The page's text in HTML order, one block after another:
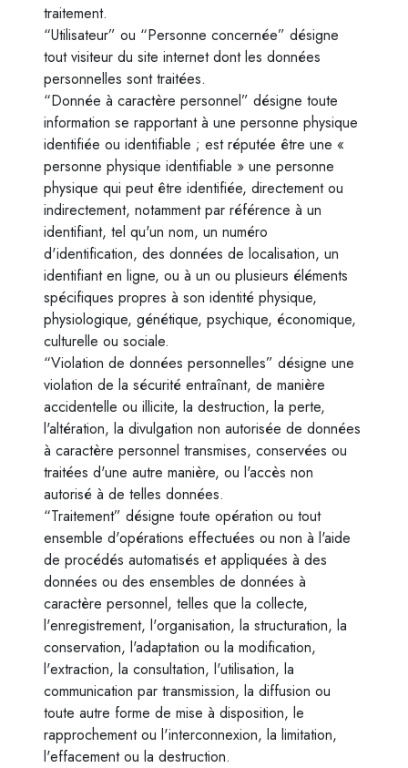
traitement.
“Utilisateur” ou “Personne concernée” désigne
tout visiteur du site internet dont les données
personnelles sont traitées.
“Donnée à caractère personnel” désigne toute
information se rapportant à une personne physique
identifiée ou identifiable ; est réputée être une «
personne physique identifiable » une personne
physique qui peut être identifiée, directement ou
indirectement, notamment par référence à un
identifiant, tel qu'un nom, un numéro
d'identification, des données de localisation, un
identifiant en ligne, ou à un ou plusieurs éléments
spécifiques propres à son identité physique,
physiologique, génétique, psychique, économique,
culturelle ou sociale.
“Violation de données personnelles” désigne une
violation de la sécurité entraînant, de manière
accidentelle ou illicite, la destruction, la perte,
l'altération, la divulgation non autorisée de données
à caractère personnel transmises, conservées ou
traitées d'une autre manière, ou l'accès non
autorisé à de telles données.
“Traitement” désigne toute opération ou tout
ensemble d'opérations effectuées ou non à l'aide
de procédés automatisés et appliquées à des
données ou des ensembles de données à
caractère personnel, telles que la collecte,
l'enregistrement, l'organisation, la structuration, la
conservation, l'adaptation ou la modification,
l'extraction, la consultation, l'utilisation, la
communication par transmission, la diffusion ou
toute autre forme de mise à disposition, le
rapprochement ou l'interconnexion, la limitation,
l'effacement ou la destruction.